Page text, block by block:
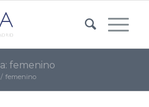
femenino
/ femenino